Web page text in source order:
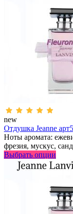
new
Отдушка Jeanne
Ноты аромата:
фрезия, мускус,
Выбрать опции